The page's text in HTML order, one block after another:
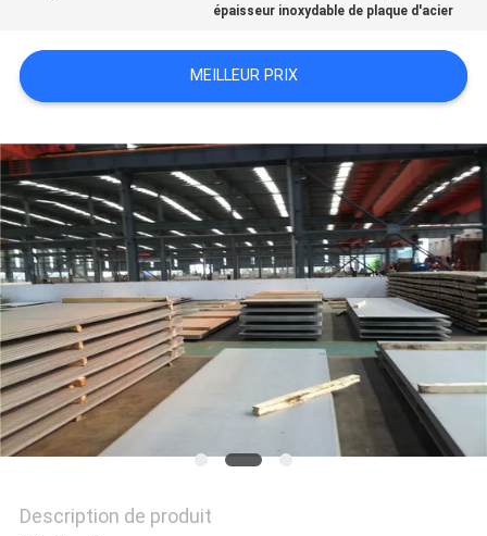
NEWS
PLAN
DU
SITE
PRIVACY
POLICY
épaisseur inoxydable de plaque d'acier
MEILLEUR PRIX
Description de produit